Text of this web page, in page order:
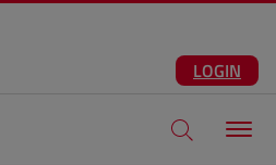
LOGIN
Apri modale